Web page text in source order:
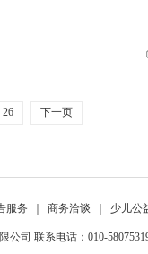
26 下一页
服务 商务洽谈 少儿公
公司 联系电话：010-